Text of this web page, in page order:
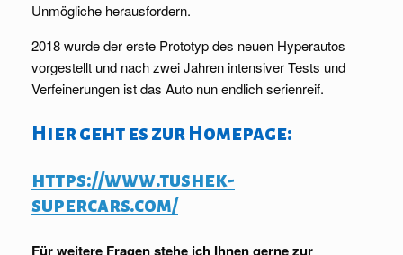
Unmögliche herausfordern.
2018 wurde der erste Prototyp des neuen Hyperautos
vorgestellt und nach zwei Jahren intensiver Tests und
Verfeinerungen ist das Auto nun endlich serienreif.
Hier geht es zur Homepage:
https://www.tushek-
supercars.com/
Für weitere Fragen stehe ich Ihnen gerne zur